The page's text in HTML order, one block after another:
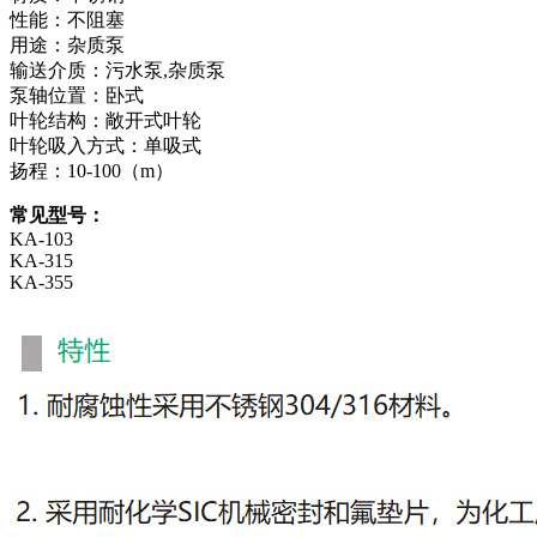
性能：不阻塞
用途：杂质泵
输送介质：污水泵,杂质泵
泵轴位置：卧式
叶轮结构：敞开式叶轮
叶轮吸入方式：单吸式
扬程：10-100（m）
常见型号：
KA-103
KA-315
KA-355